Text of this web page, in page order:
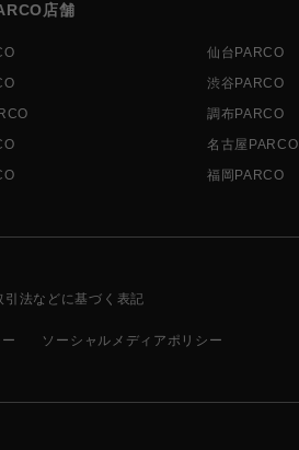
店舗
仙台PARCO
渋谷PARCO
調布PARCO
名古屋PARCO
福岡PARCO
引法などに基づく表記
ソーシャルメディアポリシー